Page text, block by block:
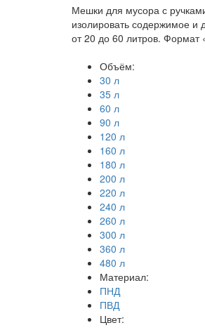
Мешки для мусора с
изолировать содержимое
от 20 до 60 литров.
Объём:
30 л
35 л
60 л
90 л
120 л
160 л
180 л
200 л
220 л
240 л
260 л
300 л
360 л
480 л
Материал:
ПНД
ПВД
Цвет: